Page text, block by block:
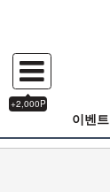
+2,000P
이벤트